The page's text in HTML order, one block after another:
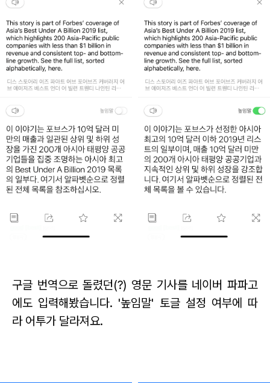
구글 번역으로 돌렸던(?) 영문 기사를 네이버 파파고
에도 입력해봤습니다. '높임말' 토글 설정 여부에 따
라 어투가 달라져요.